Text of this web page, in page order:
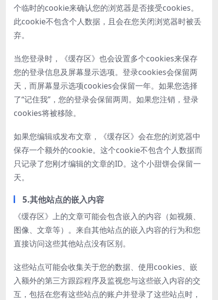
个临时的cookie来确认您的浏览器是否接受cookies。
此cookie不包含个人数据，且会在您关闭浏览器时被丢
弃。
当您登录时，《缓存区》也会设置多个cookies来保存
您的登录信息及屏幕显示选项。登录cookies会保留两
天，而屏幕显示选项cookies会保留一年。如果您选择
了“记住我”，您的登录会保留两周。如果您注销，登录
cookies将被移除。
如果您编辑或发布文章，《缓存区》会在您的浏览器中
保存一个额外的cookie。这个cookie不包含个人数据而
只记录了您刚才编辑的文章的ID。这个小甜饼会保留一
天。
5.其他站点的嵌入内容
《缓存区》上的文章可能会包含嵌入的内容（如视频、
图像、文章等）。来自其他站点的嵌入内容的行为和您
直接访问这些其他站点没有区别。
这些站点可能会收集关于您的数据、使用cookies、嵌
入额外的第三方跟踪程序及监视您与这些嵌入内容的交
互，包括在您有这些站点的账户并登录了这些站点时，